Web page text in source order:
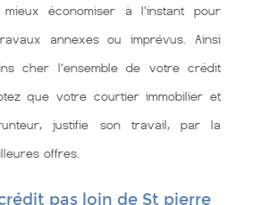
économiser à l'instant pour
annexes ou imprévus. Ainsi
cher l’ensemble de votre crédit
que votre courtier immobilier et
justifie son travail, par la
offres.
pas loin de St pierre